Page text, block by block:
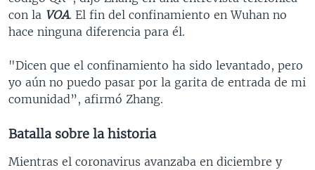
con la VOA. El fin del confinamiento en Wuhan no
hace ninguna diferencia para él.
"Dicen que el confinamiento ha sido levantado, pero
yo aún no puedo pasar por la garita de entrada de mi
comunidad”, afirmó Zhang.
Batalla sobre la historia
Mientras el coronavirus avanzaba en diciembre y